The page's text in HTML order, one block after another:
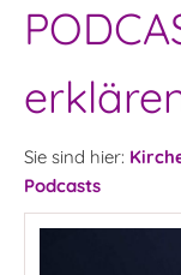
Sie sind hier:
Podcasts